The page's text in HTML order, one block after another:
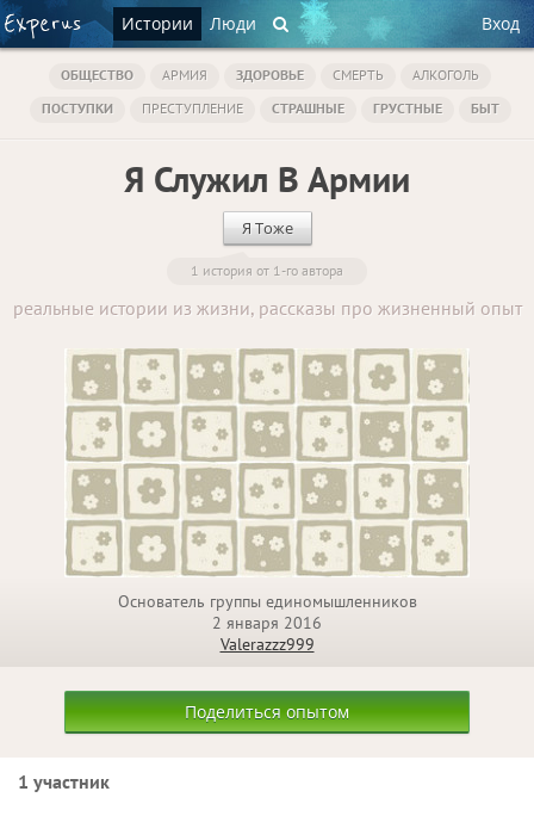
Истории Люди Вход
ОБЩЕСТВО АРМИЯ ЗДОРОВЬЕ СМЕРТЬ
АЛКОГОЛЬ
ПОСТУПКИ
ПРЕСТУПЛЕНИЕ СТРАШНЫЕ ГРУСТНЫЕ БЫТ
Я Служил В Армии
Я Тоже
1 история от 1-го автора
реальные истории из жизни, рассказы про жизненный опыт
Основатель группы единомышленников
2 января 2016
Valerazzz999
Поделиться опытом
1 участник